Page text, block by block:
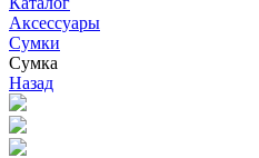
Аксессуары
Сумки
Сумка
Назад